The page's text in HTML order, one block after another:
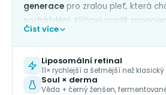
generace pro zralou pleť, která
podráždění. Klíčový rozdíl:
dermatologické vědy s tradičním
bylinkovým know-how.
Hero technologií jeliposomálně
v koncentracích 2 %, 4 % a 12 % —
Číst více
Liposomální retinal
11× rychlejší a šetrnější než klasický
Soul × derma
Věda + černý ženšen,